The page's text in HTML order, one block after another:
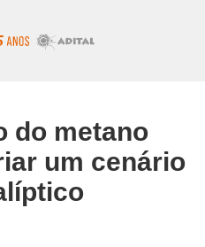
do metano
um cenário